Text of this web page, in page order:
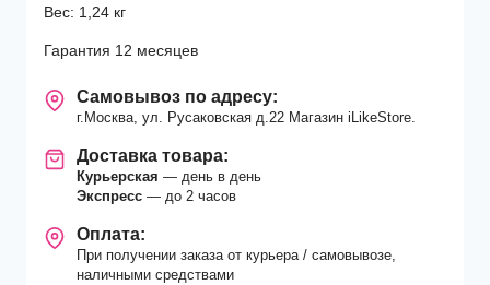
Вес: 1,24 кг
Гарантия 12 месяцев
Самовывоз по адресу:
г.Москва, ул. Русаковская д.22 Магазин iLikeStore.
Доставка товара:
Курьерская — день в день
Экспресс — до 2 часов
Оплата:
При получении заказа от курьера / самовывозе,
наличными средствами